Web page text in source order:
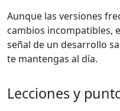
Aunque las versiones
cambios incompatibles,
señal de un desarrollo
te mantengas al día.
Lecciones y